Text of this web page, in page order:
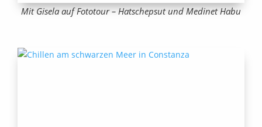
Mit Gisela auf Fototour – Hatschepsut und Medinet Habu